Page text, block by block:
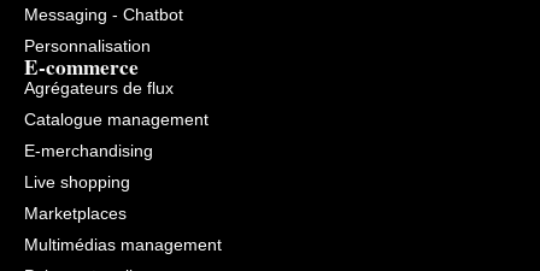
Messaging - Chatbot
Personnalisation
E-commerce
Agrégateurs de flux
Catalogue management
E-merchandising
Live shopping
Marketplaces
Multimédias management